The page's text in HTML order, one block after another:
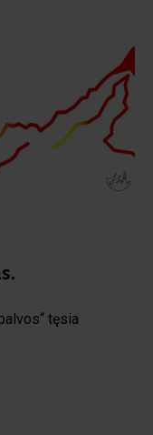
tęsia